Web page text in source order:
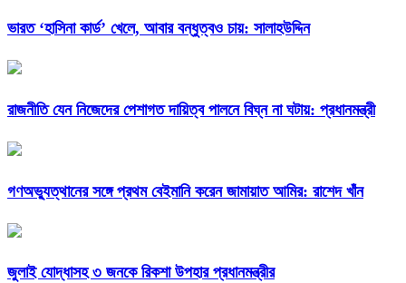
ভারত ‘হাসিনা কার্ড’ খেলে, আবার বন্ধুত্বও চায়: সালাহউদ্দিন
রাজনীতি যেন নিজেদের পেশাগত দায়িত্ব পালনে বিঘ্ন না ঘটায়: প্রধানমন্ত্রী
গণঅভ্যুত্থানের সঙ্গে প্রথম বেইমানি করেন জামায়াত আমির: রাশেদ খাঁন
জুলাই যোদ্ধাসহ ৩ জনকে রিকশা উপহার প্রধানমন্ত্রীর